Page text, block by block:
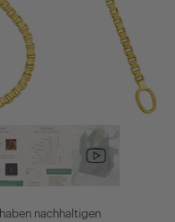
haben nachhaltigen